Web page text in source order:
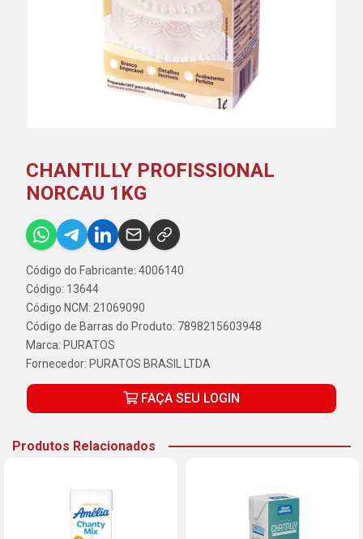
CHANTILLY PROFISSIONAL
NORCAU 1KG
Código do Fabricante: 4006140
Código: 13644
Código NCM: 21069090
Código de Barras do Produto: 7898215603948
Marca: PURATOS
Fornecedor: PURATOS BRASIL LTDA
FAÇA SEU LOGIN
Produtos Relacionados